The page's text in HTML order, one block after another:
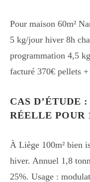
Pour maison 60m²
5 kg/jour hiver 8h
programmation 4,5
facturé 370€ pellets
CAS D’ÉTUDE
RÉELLE POUR
À Liège 100m² bien
hiver. Annuel 1,8
25%. Usage :